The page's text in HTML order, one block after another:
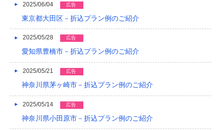
2017/03
2016/12
2016/11
2016/10
2016/09
2025/06/04 広告
東京都大田区－折込プラン例のご紹介
2025/05/28 広告
愛知県豊橋市－折込プラン例のご紹介
2025/05/21 広告
神奈川県茅ヶ崎市－折込プラン例のご紹介
2025/05/14 広告
神奈川県小田原市－折込プラン例のご紹介